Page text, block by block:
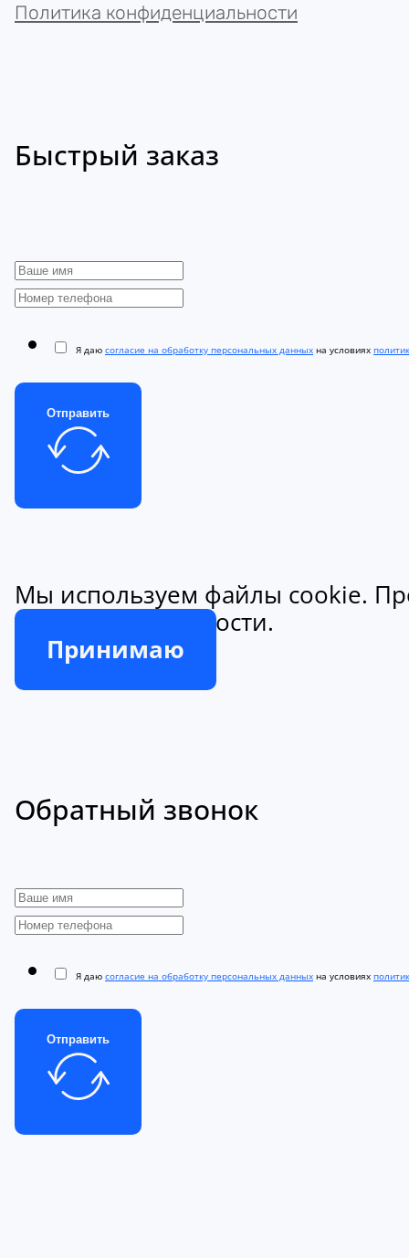
Политика конфиденциальности
Быстрый заказ
Я даю согласие на обработку персональных данных на условиях
Отправить
Мы используем файлы cookie.
конфиденциальности.
Принимаю
Обратный звонок
Я даю согласие на обработку персональных данных на условиях
Отправить